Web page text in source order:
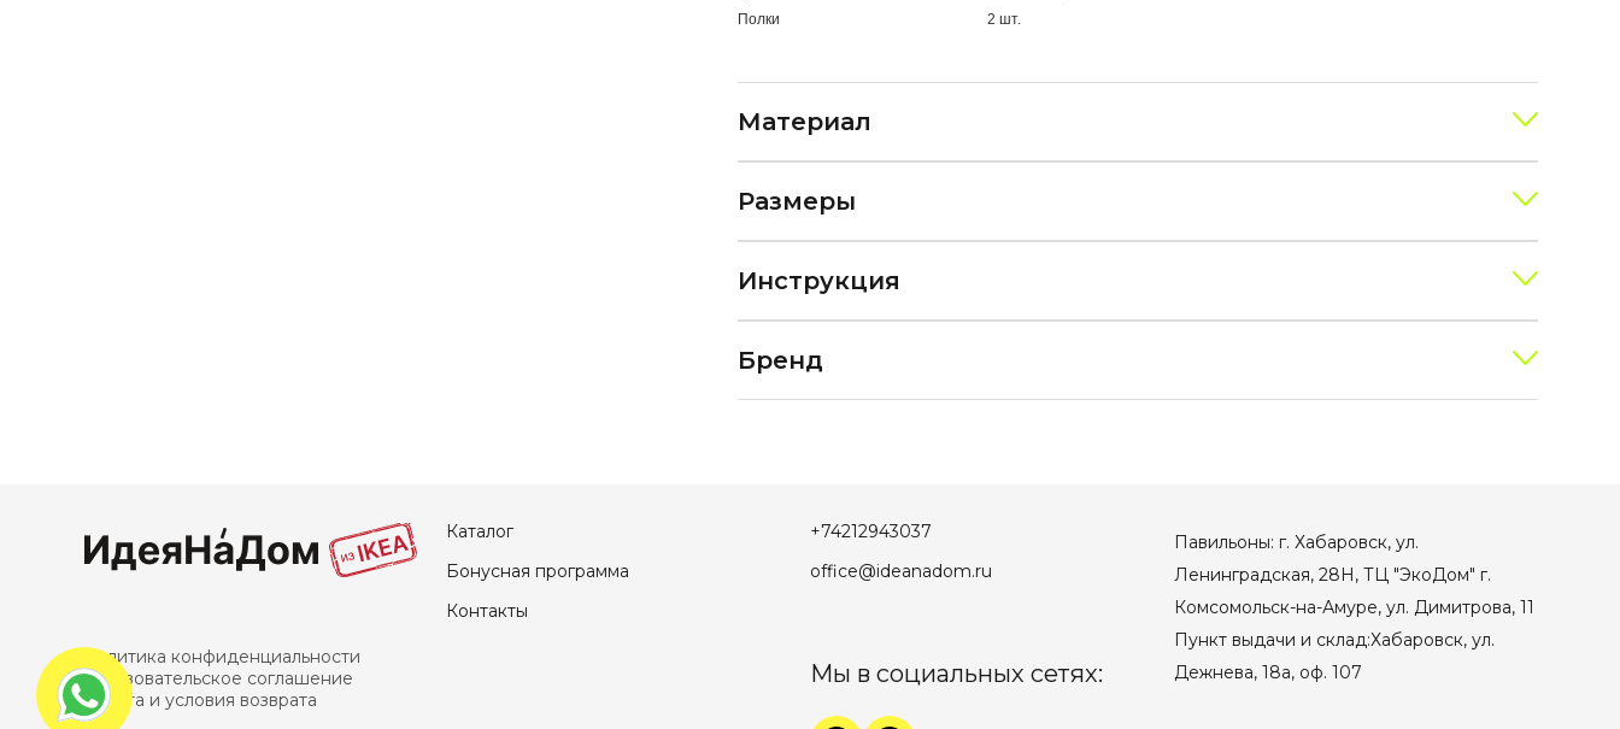
Полки
2 шт.
Материал
Размеры
Инструкция
Бренд
Политика конфиденциальности
Пользовательское соглашение
Оплата и условия возврата
Каталог
Бонусная программа
Контакты
+74212943037
office@ideanadom.ru
Мы в социальных сетях:
Павильоны: г. Хабаровск, ул.
Ленинградская, 28Н, ТЦ "ЭкоДом" г.
Комсомольск-на-Амуре, ул. Димитрова, 11
Пункт выдачи и склад:Хабаровск, ул.
Дежнева, 18а, оф. 107